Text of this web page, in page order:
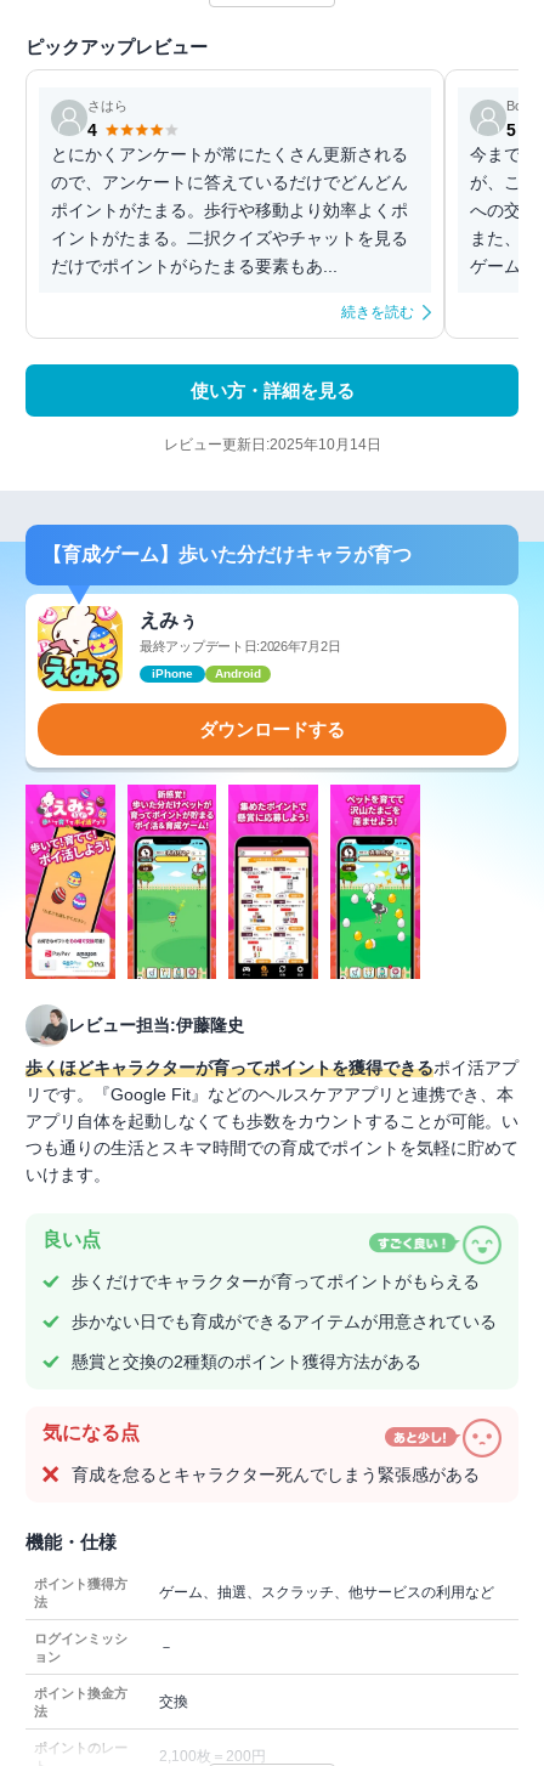
ピックアップレビュー
さはら
4
とにかくアンケートが常にたくさん更新される
ので、アンケートに答えているだけでどんどん
ポイントがたまる。歩行や移動より効率よくポ
イントがたまる。二択クイズやチャットを見る
だけでポイントがらたまる要素もあ...
続きを読む
Bob
5
今まで数
が、この
への交換
また、
ゲームや
使い方・詳細を見る
レビュー更新日:2025年10月14日
【育成ゲーム】歩いた分だけキャラが育つ
えみぅ
最終アップデート日:2026年7月2日
iPhone Android
ダウンロードする
レビュー担当:伊藤隆史
歩くほどキャラクターが育ってポイントを獲得できるポイ活アプ
リです。『Google Fit』などのヘルスケアアプリと連携でき、本
アプリ自体を起動しなくても歩数をカウントすることが可能。い
つも通りの生活とスキマ時間での育成でポイントを気軽に貯めて
いけます。
良い点
歩くだけでキャラクターが育ってポイントがもらえる
歩かない日でも育成ができるアイテムが用意されている
懸賞と交換の2種類のポイント獲得方法がある
気になる点
育成を怠るとキャラクター死んでしまう緊張感がある
機能・仕様
ポイント獲得方
法
ゲーム、抽選、スクラッチ、他サービスの利用など
ログインミッシ
ョン
－
ポイント換金方
法
交換
ポイントのレー
2,100枚＝200円